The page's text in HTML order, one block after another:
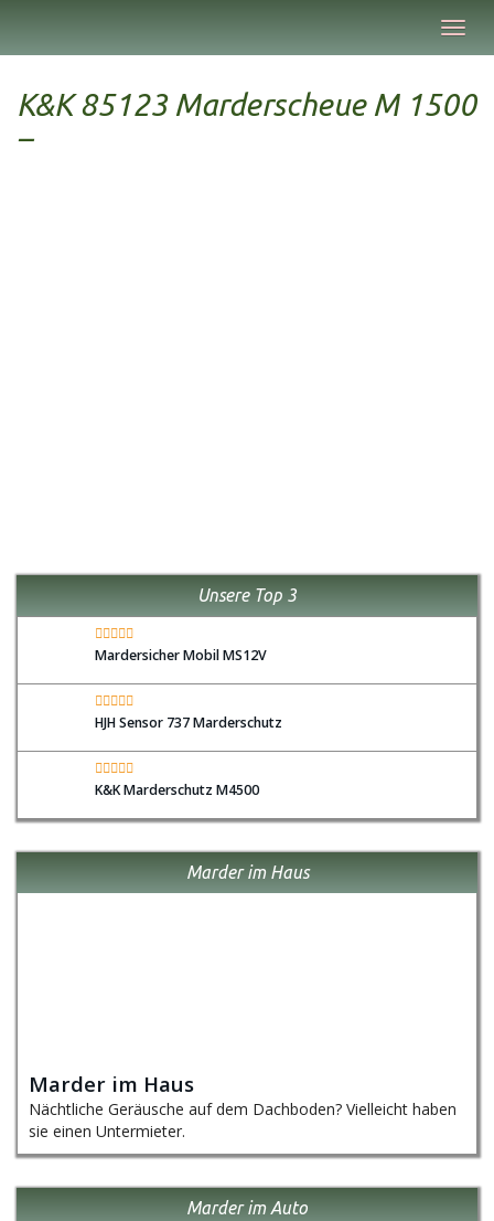
main
K&K 85123 Marderscheue M 1500
–
Unsere Top 3
Mardersicher Mobil MS12V
HJH Sensor 737 Marderschutz
K&K Marderschutz M4500
Marder im Haus
Marder im Haus
Nächtliche Geräusche auf dem Dachboden? Vielleicht haben
sie einen Untermieter.
Marder im Auto